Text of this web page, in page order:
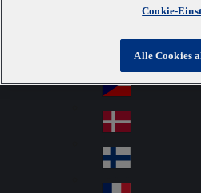
Ca
da
Canada
Ch
ina
中国大陆
Cz
ec
h
Česko
De
nm
ark
Fin
Cookie-
Alle Cookies